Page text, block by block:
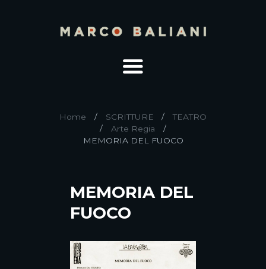
Home SCRITTURE
TEATRO
Arte Regia
MEMORIA DEL FUOCO
MEMORIA DEL
FUOCO